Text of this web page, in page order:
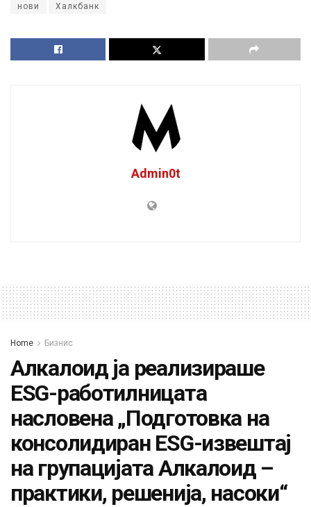
нови Халкбанк
Admin0t
Home Бизнис
Алкалоид ја реализираше
ESG-работилницата
насловена „Подготовка на
консолидиран ESG-извештај
на групацијата Алкалоид –
практики, решенија, насоки“